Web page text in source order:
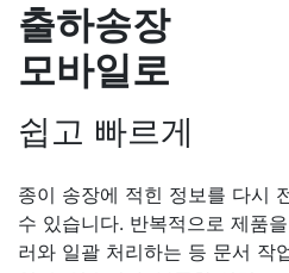
출하송장
모바일로
쉽고 빠르게
종이 송장에 적힌 정보를 다시
수 있습니다. 반복적으로 제품
러와 일괄 처리하는 등 문서 작